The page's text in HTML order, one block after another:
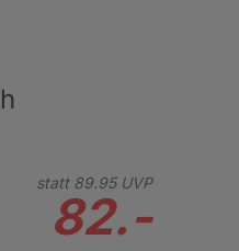
statt 89.95UVP
82.-